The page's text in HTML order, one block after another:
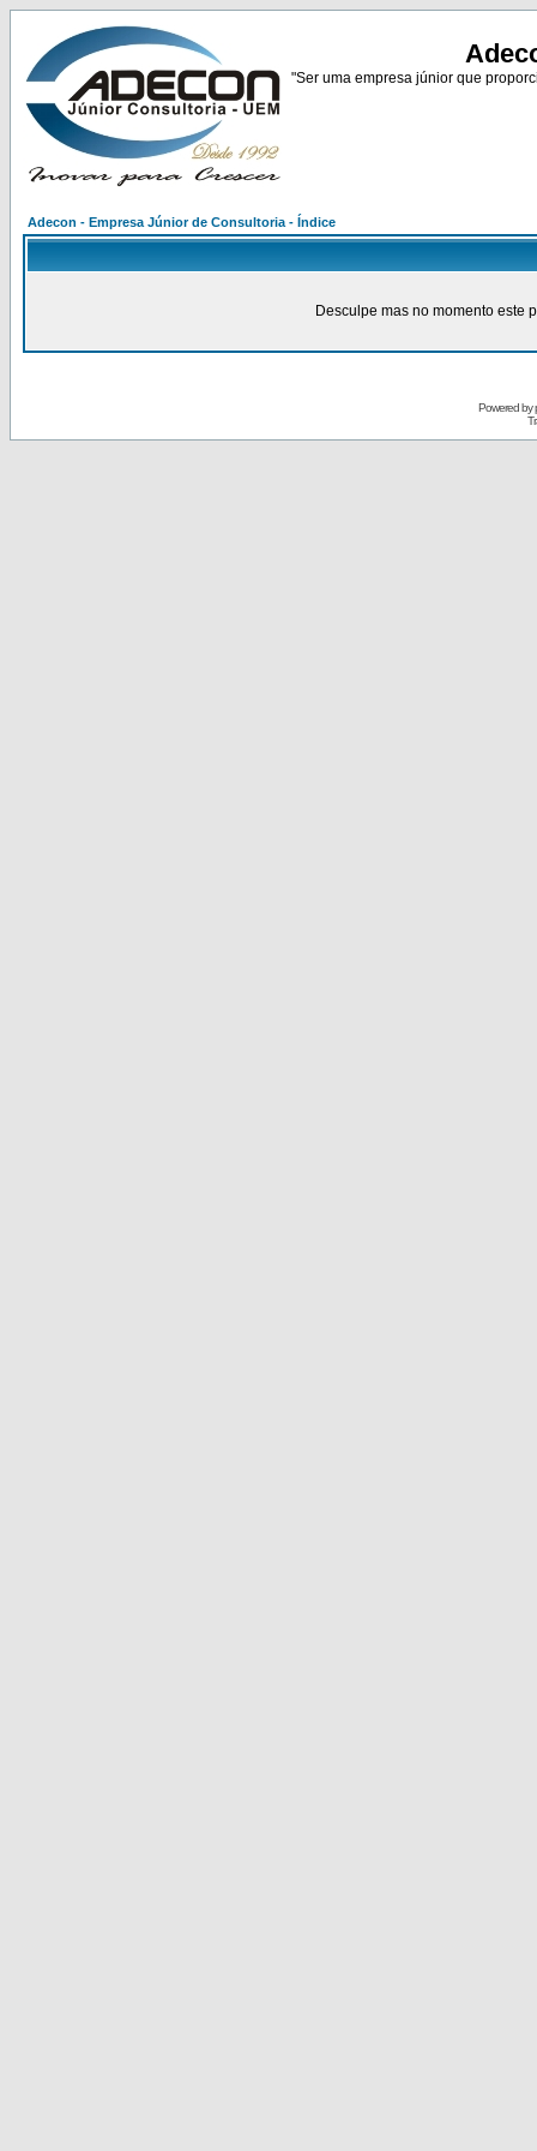
"Ser uma empresa júnior que
Adecon - Empresa Júnior de Consultoria - Índice
Desculpe mas no momento este
Powered by